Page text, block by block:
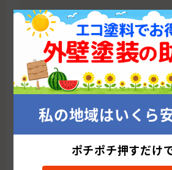
明石市の他のおすすめ外壁
株式会社ファインテック(大
累計施工件数: 1544 件
私の地域はいくら
ポチポチ押すだけ